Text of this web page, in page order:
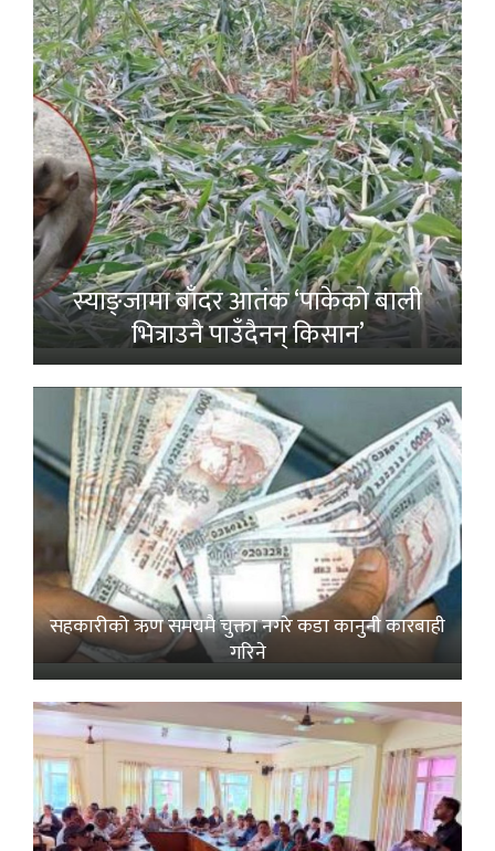
स्याङ्जामा बाँदर आतंक ‘पाकेको बाली
भित्राउनै पाउँदैनन् किसान’
सहकारीको ऋण समयमै चुक्ता नगरे कडा कानुनी कारबाही
गरिने